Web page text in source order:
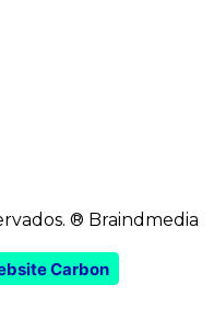
® Braindmedia
Carbon